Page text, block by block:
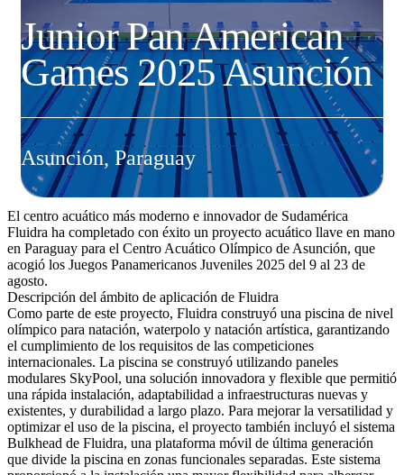
Junior Pan American
Games 2025 Asunción
Asunción, Paraguay
El centro acuático más moderno e innovador de Sudamérica
Fluidra ha completado con éxito un proyecto acuático llave en mano
en Paraguay para el Centro Acuático Olímpico de Asunción, que
acogió los Juegos Panamericanos Juveniles 2025 del 9 al 23 de
agosto.
Descripción del ámbito de aplicación de Fluidra
Como parte de este proyecto, Fluidra construyó una piscina de nivel
olímpico para natación, waterpolo y natación artística, garantizando
el cumplimiento de los requisitos de las competiciones
internacionales. La piscina se construyó utilizando paneles
modulares SkyPool, una solución innovadora y flexible que permitió
una rápida instalación, adaptabilidad a infraestructuras nuevas y
existentes, y durabilidad a largo plazo. Para mejorar la versatilidad y
optimizar el uso de la piscina, el proyecto también incluyó el sistema
Bulkhead de Fluidra, una plataforma móvil de última generación
que divide la piscina en zonas funcionales separadas. Este sistema